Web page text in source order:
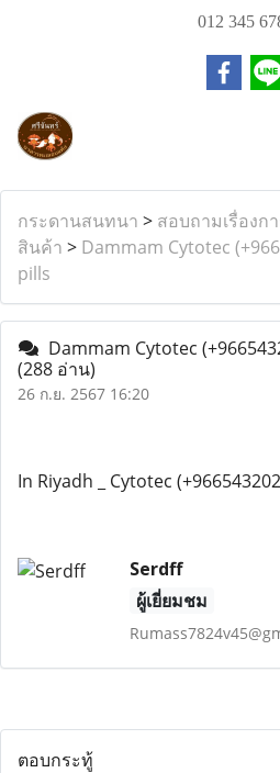
012 345
กระดานสนทนา > สอบถามเรื่องก
สินค้า > Dammam Cytotec
pills
Dammam Cytotec
(288 อ่าน)
26 ก.ย. 2567 16:20
In Riyadh _ Cytotec
Serdff
ผู้เยี่ยมชม
ตอบกระทู้